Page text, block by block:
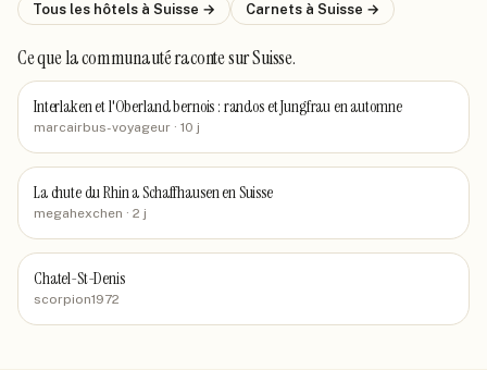
Tous les hôtels à Suisse → Carnets à Suisse →
Ce que la communauté racontesur Suisse.
Interlaken et l'Oberland bernois : randos et Jungfrau en automne
marcairbus-voyageur · 10 j
La chute du Rhin a Schaffhausen en Suisse
megahexchen · 2 j
Chatel-St-Denis
scorpion1972